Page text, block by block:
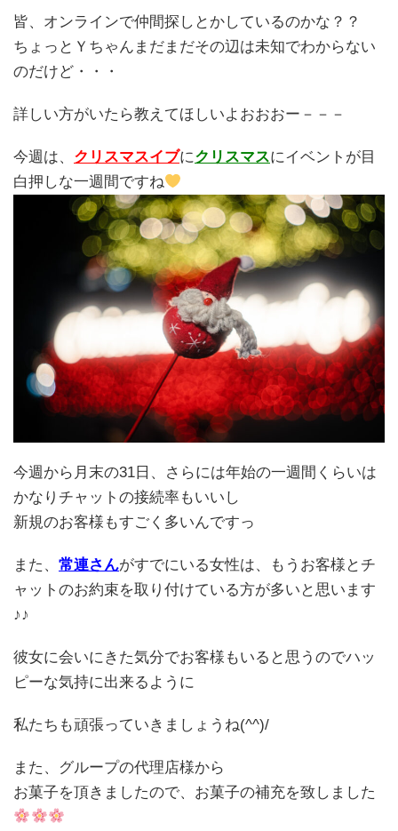
皆、オンラインで仲間探しとかしているのかな？？
ちょっとＹちゃんまだまだその辺は未知でわからない
のだけど・・・
詳しい方がいたら教えてほしいよおおおー－－－
今週は、 クリスマスイブにクリスマスにイベントが目
白押しな一週間ですね
今週から月末の31日、さらには年始の一週間くらいは
かなりチャットの接続率もいいし
新規のお客様もすごく多いんですっ
また、 常連さんがすでにいる女性は、もうお客様とチ
ャットのお約束を取り付けている方が多いと思います
♪♪
彼女に会いにきた気分でお客様もいると思うのでハッ
ピーな気持に出来るように
私たちも頑張っていきましょうね(^^)/
また、グループの代理店様から
お菓子を頂きましたので、お菓子の補充を致しました